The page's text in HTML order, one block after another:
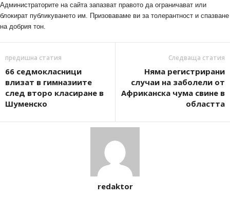
Администраторите на сайта запазват правото да ограничават или
блокират публикуването им. Призоваваме ви за толерантност и спазване
на добрия тон.
предишна статия
66 седмокласници
влизат в гимназиите
след второ класиране в
Шуменско
Следваща статия
Няма регистрирани
случаи на заболели от
Африканска чума свине в
областта
redaktor